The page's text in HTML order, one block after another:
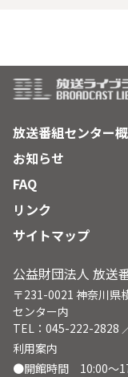
放送番組センター
お知らせ
FAQ
リンク
サイトマップ
公益財団法人 放送
〒231-0021 神奈川県
センター内
TEL：045-222-2828
利用案内
●開館時間 10:00～